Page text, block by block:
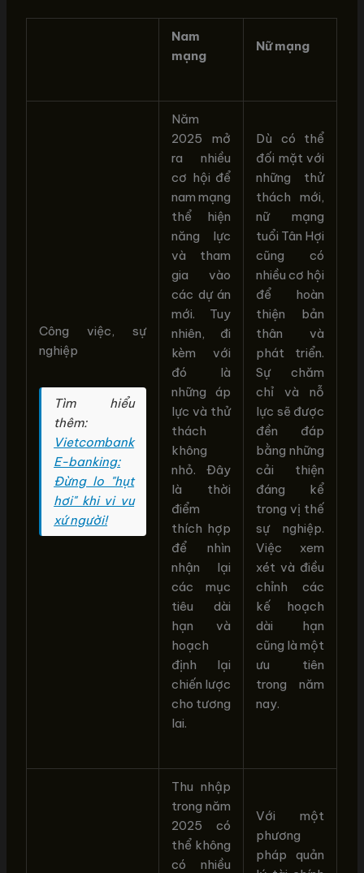
Nam
mạng
Nữ mạng
Công việc, sự
nghiệp
Tìm hiểu
thêm:
Vietcombank
E-banking:
Đừng lo "hụt
hơi" khi vi vu
xứ người!
Năm
2025 mở
ra nhiều
cơ hội để
nam mạng
thể hiện
năng lực
và tham
gia vào
các dự án
mới. Tuy
nhiên, đi
kèm với
đó là
những áp
lực và thử
thách
không
nhỏ. Đây
là thời
điểm
thích hợp
để nhìn
nhận lại
các mục
tiêu dài
hạn và
hoạch
định lại
chiến lược
cho tương
lai.
Dù có thể
đối mặt với
những thử
thách mới,
nữ mạng
tuổi Tân Hợi
cũng có
nhiều cơ hội
để hoàn
thiện bản
thân và
phát triển.
Sự chăm
chỉ và nỗ
lực sẽ được
đền đáp
bằng những
cải thiện
đáng kể
trong vị thế
sự nghiệp.
Việc xem
xét và điều
chỉnh các
kế hoạch
dài hạn
cũng là một
ưu tiên
trong năm
nay.
Thu nhập
trong năm
2025 có
thể không
có nhiều
Với một
phương
pháp quản